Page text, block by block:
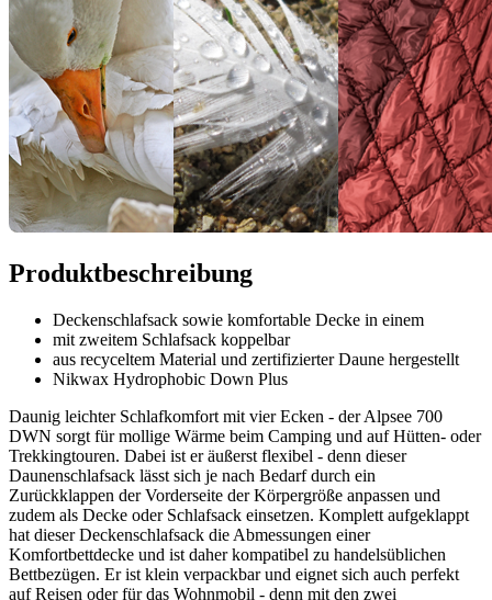
Produktbeschreibung
Deckenschlafsack sowie komfortable Decke in einem
mit zweitem Schlafsack koppelbar
aus recyceltem Material und zertifizierter Daune hergestellt
Nikwax Hydrophobic Down Plus
Daunig leichter Schlafkomfort mit vier Ecken - der Alpsee 700
DWN sorgt für mollige Wärme beim Camping und auf Hütten- oder
Trekkingtouren. Dabei ist er äußerst flexibel - denn dieser
Daunenschlafsack lässt sich je nach Bedarf durch ein
Zurückklappen der Vorderseite der Körpergröße anpassen und
zudem als Decke oder Schlafsack einsetzen. Komplett aufgeklappt
hat dieser Deckenschlafsack die Abmessungen einer
Komfortbettdecke und ist daher kompatibel zu handelsüblichen
Bettbezügen. Er ist klein verpackbar und eignet sich auch perfekt
auf Reisen oder für das Wohnmobil - denn mit den zwei